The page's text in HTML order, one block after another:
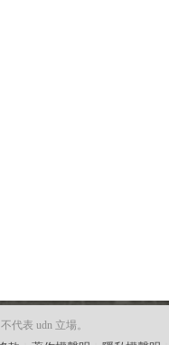
代表 udn 立場。